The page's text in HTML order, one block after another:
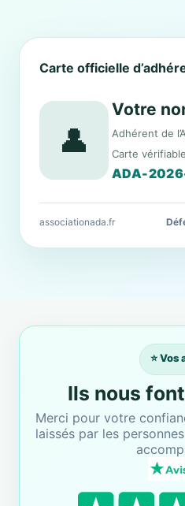
Carte officielle
👤
Votre
Adhérent de
Carte
ADA-
associationada.fr
⭐ Vos
Ils nous
Merci pour votre
laissés par les